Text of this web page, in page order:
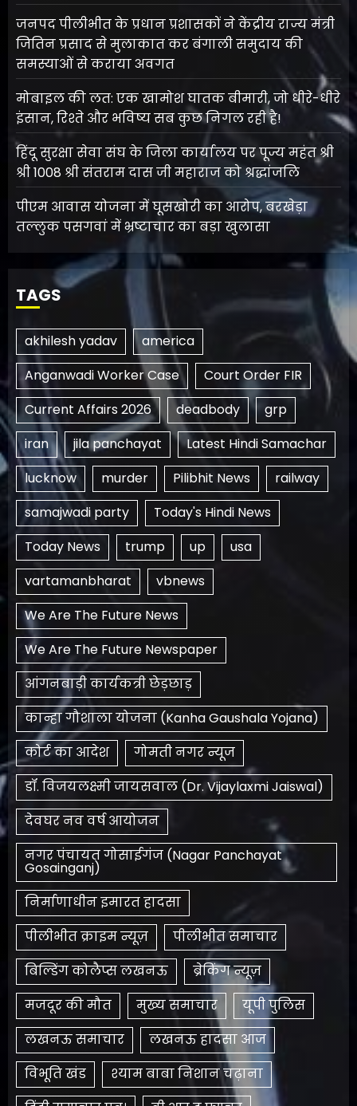
जनपद पीलीभीत के प्रधान प्रशासकों ने केंद्रीय राज्य मंत्री
जितिन प्रसाद से मुलाकात कर बंगाली समुदाय की
समस्याओं से कराया अवगत
मोबाइल की लत: एक खामोश घातक बीमारी, जो धीरे-धीरे
इंसान, रिश्ते और भविष्य सब कुछ निगल रही है!
हिंदू सुरक्षा सेवा संघ के जिला कार्यालय पर पूज्य महंत श्री
श्री 1008 श्री संतराम दास जी महाराज को श्रद्धांजलि
पीएम आवास योजना में घूसखोरी का आरोप, बरखेड़ा
तल्लुक पसगवां में भ्रष्टाचार का बड़ा खुलासा
TAGS
akhilesh yadav
america
Anganwadi Worker Case
Court Order FIR
Current Affairs 2026
deadbody
grp
iran
jila panchayat
Latest Hindi Samachar
lucknow
murder Pilibhit News
railway
samajwadi party
Today's Hindi News
Today News
trump up
usa
vartamanbharat
vbnews
We Are The Future News
We Are The Future Newspaper
आंगनबाड़ी कार्यकत्री छेड़छाड़
कान्हा गौशाला योजना (Kanha Gaushala Yojana)
कोर्ट का आदेश
गोमती नगर न्यूज
डॉ. विजयलक्ष्मी जायसवाल (Dr. Vijaylaxmi Jaiswal)
देवघर नव वर्ष आयोजन
नगर पंचायत गोसाईगंज (Nagar Panchayat
Gosainganj)
निर्माणाधीन इमारत हादसा
पीलीभीत क्राइम न्यूज़
पीलीभीत समाचार
बिल्डिंग कोलैप्स लखनऊ
ब्रेकिंग न्यूज़
मजदूर की मौत
मुख्य समाचार
यूपी पुलिस
लखनऊ समाचार
लखनऊ हादसा आज
विभूति खंड
श्याम बाबा निशान चढ़ाना